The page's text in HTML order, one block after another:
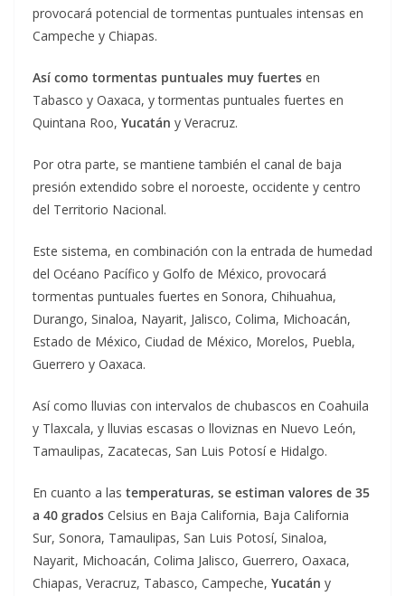
provocará potencial de tormentas puntuales intensas en
Campeche y Chiapas.
Así como tormentas puntuales muy fuertes en
Tabasco y Oaxaca, y tormentas puntuales fuertes en
Quintana Roo, Yucatán y Veracruz.
Por otra parte, se mantiene también el canal de baja
presión extendido sobre el noroeste, occidente y centro
del Territorio Nacional.
Este sistema, en combinación con la entrada de humedad
del Océano Pacífico y Golfo de México, provocará
tormentas puntuales fuertes en Sonora, Chihuahua,
Durango, Sinaloa, Nayarit, Jalisco, Colima, Michoacán,
Estado de México, Ciudad de México, Morelos, Puebla,
Guerrero y Oaxaca.
Así como lluvias con intervalos de chubascos en Coahuila
y Tlaxcala, y lluvias escasas o lloviznas en Nuevo León,
Tamaulipas, Zacatecas, San Luis Potosí e Hidalgo.
En cuanto a las temperaturas, se estiman valores de 35
a 40 grados Celsius en Baja California, Baja California
Sur, Sonora, Tamaulipas, San Luis Potosí, Sinaloa,
Nayarit, Michoacán, Colima Jalisco, Guerrero, Oaxaca,
Chiapas, Veracruz, Tabasco, Campeche, Yucatán y